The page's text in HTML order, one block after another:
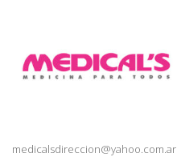
medicalsdireccion@yahoo.com.ar